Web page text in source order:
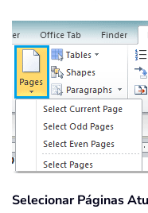
Selecionar Páginas